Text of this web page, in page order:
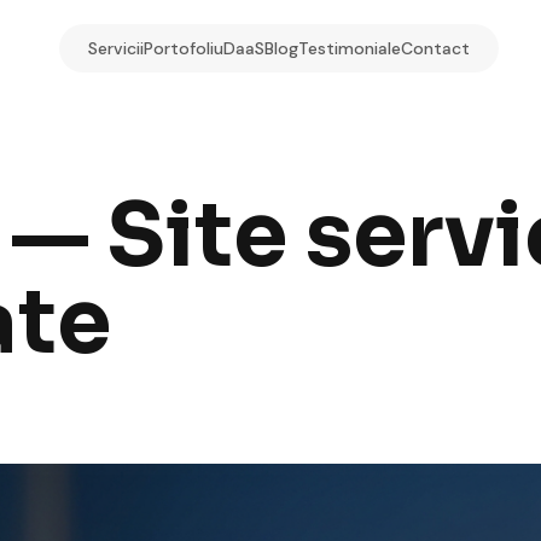
ServiciiPortofoliuDaaSBlogTestimonialeContact
Site